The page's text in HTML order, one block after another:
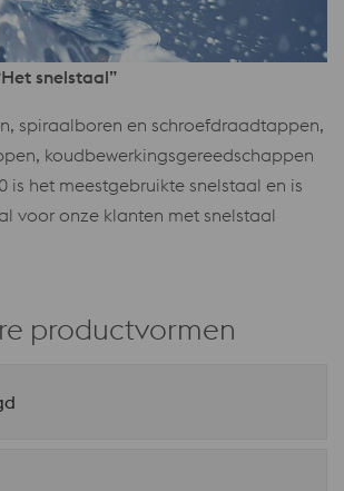
snelstaal”
spiraalboren en schroefdraadtappen,
koudbewerkingsgereedschappen
is het meestgebruikte snelstaal en is
voor onze klanten met snelstaal
productvormen